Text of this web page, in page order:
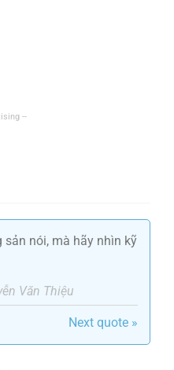
nói, mà hãy nhìn kỹ
Văn Thiệu
Next quote »